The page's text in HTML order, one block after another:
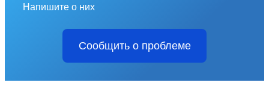
Напишите о них
Сообщить о проблеме